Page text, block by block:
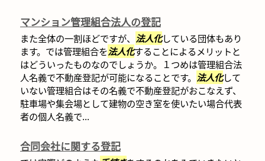
マンション管理組合法人の登記
また全体の一割ほどですが、 法人化している団体もあり
ます。では管理組合を法人化することによるメリットと
はどういったものなのでしょうか。１つめは管理組合法
人名義で不動産登記が可能になることです。 法人化して
いない管理組合はその名義で不動産登記がおこなえず、
駐車場や集会場として建物の空き室を使いたい場合代表
者の個人名義で...
合同会社に関する登記